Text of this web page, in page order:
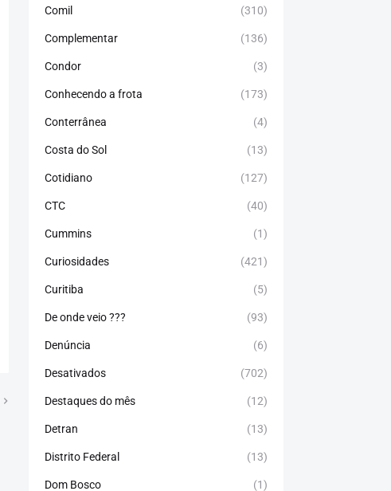
Comil (310)
Complementar (136)
Condor (3)
Conhecendo a frota (173)
Conterrânea (4)
Costa do Sol (13)
Cotidiano (127)
CTC (40)
Cummins (1)
Curiosidades (421)
Curitiba (5)
De onde veio ??? (93)
Denúncia (6)
Desativados (702)
Destaques do mês (12)
Detran (13)
Distrito Federal (13)
Dom Bosco (1)